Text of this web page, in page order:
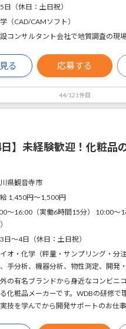
日（休日：土日祝）
（CAD/CAMソフト）
コンサルタント会社で地質調査の現
る 応募する
44/121件目
日】未経験歓迎！化粧品
県観音寺市
1,450円〜1,500円
～16:00（実働6時間15分） 10:00～
日～4日（休日：土日祝）
オ・化学（秤量・サンプリング・分
手分析、機器分析、物性測定、開発・
の有名ブランドから身近なコンビニ
化粧品メーカーです。WDBの研修で
技を学んでから開発サポートのお仕事